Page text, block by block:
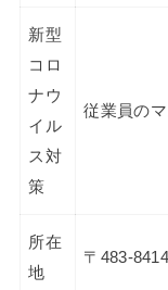
新型
コロ
ナウ
イル
ス対
策
従業員の
所在
地
〒483-